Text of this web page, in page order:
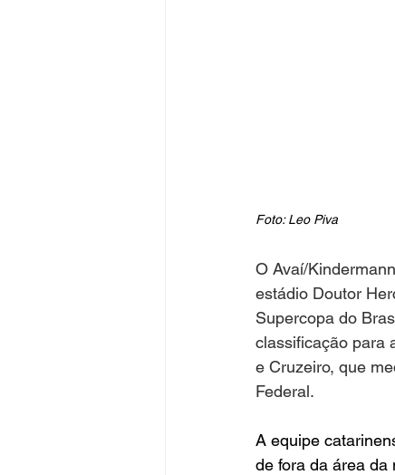
Foto: Leo Piva
O Avaí/
estádio Doutor
Supercopa do
classificação para
e Cruzeiro, que
Federal.
A equipe
de fora da área da